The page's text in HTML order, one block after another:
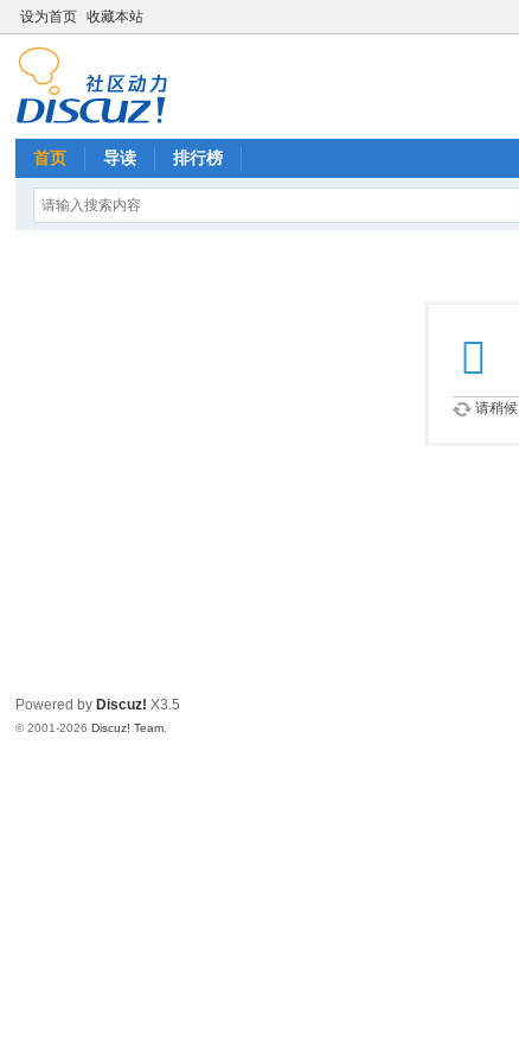
设为首页 收藏本站
首页 导读 排行榜
请稍候
Powered by Discuz! X3.5
© 2001-2026Discuz! Team